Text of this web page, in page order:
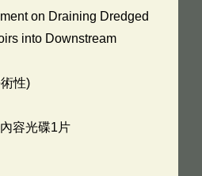
on Draining Dredged
into Downstream
性)
容光碟1片